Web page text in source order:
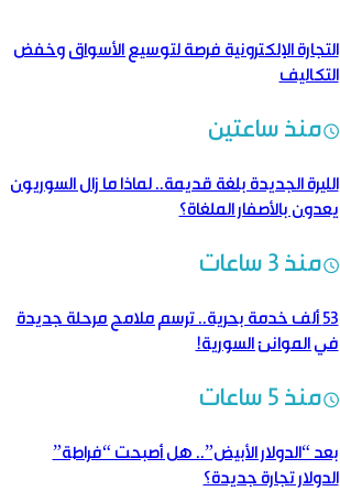
التجارة الإلكترونية فرصة لتوسيع الأسواق وخفض
التكاليف
منذ ساعتين
الليرة الجديدة بلغة قديمة..‏ لماذا ما زال السوريون
يعدون بالأصفار الملغاة؟
منذ 3 ساعات
53 ألف خدمة بحرية.. ترسم ملامح مرحلة جديدة
في الموانئ السورية!
منذ 5 ساعات
بعد “الدولار الأبيض”.. هل أصبحت “فراطة”
الدولار تجارة جديدة؟